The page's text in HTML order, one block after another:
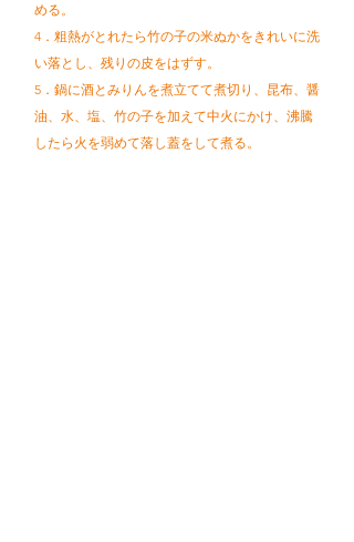
める。
4．粗熱がとれたら竹の子の米ぬかをきれいに洗
い落とし、残りの皮をはずす。
5．鍋に酒とみりんを煮立てて煮切り、昆布、醤
油、水、塩、竹の子を加えて中火にかけ、沸騰
したら火を弱めて落し蓋をして煮る。